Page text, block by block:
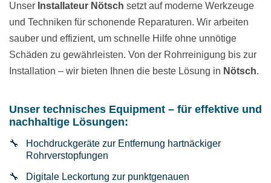
Unser Installateur Nötsch setzt auf moderne Werkzeuge
und Techniken für schonende Reparaturen. Wir arbeiten
sauber und effizient, um schnelle Hilfe ohne unnötige
Schäden zu gewährleisten. Von der Rohrreinigung bis zur
Installation – wir bieten Ihnen die beste Lösung in Nötsch.
Unser technisches Equipment – für effektive und
nachhaltige Lösungen:
Hochdruckgeräte zur Entfernung hartnäckiger
Rohrverstopfungen
Digitale Leckortung zur punktgenauen